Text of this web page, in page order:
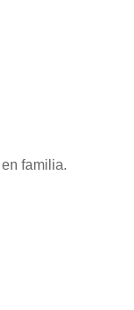
familia.